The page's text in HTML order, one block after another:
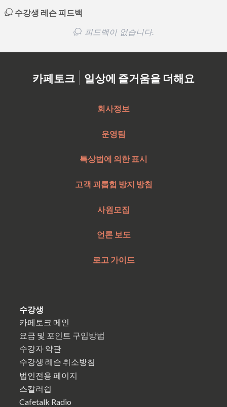
수강생 레슨 피드백
피드백이 없습니다.
카페토크 | 일상에 즐거움을 더해요
회사정보
운영팀
특상법에 의한 표시
고객 괴롭힘 방지 방침
사원모집
언론 보도
로고 가이드
수강생
카페토크 메인
요금 및 포인트 구입방법
수강자 약관
수강생 레슨 취소방침
법인전용 페이지
스칼러쉽
Cafetalk Radio